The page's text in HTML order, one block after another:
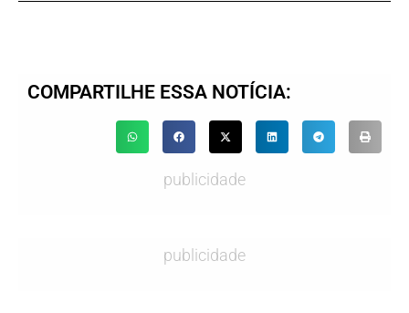
COMPARTILHE ESSA NOTÍCIA:
publicidade
publicidade